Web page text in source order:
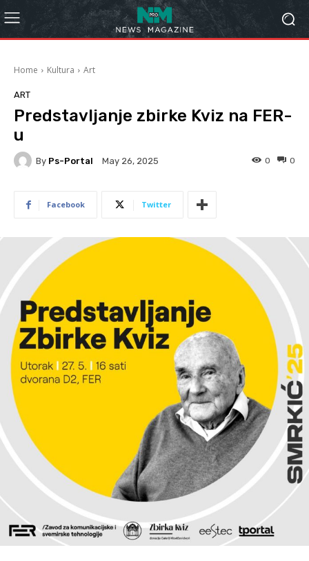
Home Kultura Art
ART
Predstavljanje zbirke Kviz na FER-
u
By Ps-Portal May 26, 2025 0
0
Facebook Twitter